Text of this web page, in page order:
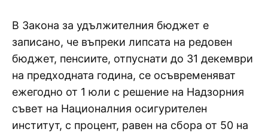
В Закона за удължителния бюджет е
записано, че въпреки липсата на редовен
бюджет, пенсиите, отпуснати до 31 декември
на предходната година, се осъвременяват
ежегодно от 1 юли с решение на Надзорния
съвет на Националния осигурителен
институт, с процент, равен на сбора от 50 на